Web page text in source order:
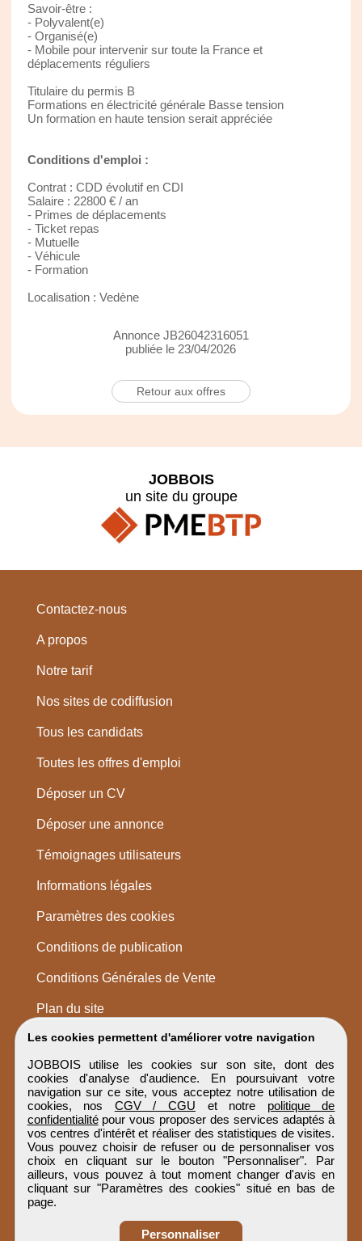
Savoir-être :
- Polyvalent(e)
- Organisé(e)
- Mobile pour intervenir sur toute la France et
déplacements réguliers
Titulaire du permis B
Formations en électricité générale Basse tension
Un formation en haute tension serait appréciée
Conditions d'emploi :
Contrat : CDD évolutif en CDI
Salaire : 22800 € / an
- Primes de déplacements
- Ticket repas
- Mutuelle
- Véhicule
- Formation
Localisation : Vedène
Annonce JB26042316051
publiée le 23/04/2026
Retour aux offres
Les cookies permettent d'améliorer votre navigation
JOBBOIS utilise les cookies sur son site, dont des
cookies d'analyse d'audience. En poursuivant votre
navigation sur ce site, vous acceptez notre utilisation de
cookies, nos CGV / CGU et notre politique de
confidentialitépour vous proposer des services adaptés à
vos centres d'intérêt et réaliser des statistiques de visites.
Vous pouvez choisir de refuser ou de personnaliser vos
choix en cliquant sur le bouton "Personnaliser". Par
ailleurs, vous pouvez à tout moment changer d'avis en
cliquant sur "Paramètres des cookies" situé en bas de
page.
Personnaliser
JOBBOIS
un site du groupe
Contactez-nous
A propos
Notre tarif
Nos sites de codiffusion
Tous les candidats
Toutes les offres d'emploi
Déposer un CV
Déposer une annonce
Témoignages utilisateurs
Informations légales
Paramètres des cookies
Conditions de publication
Conditions Générales de Vente
Plan du site